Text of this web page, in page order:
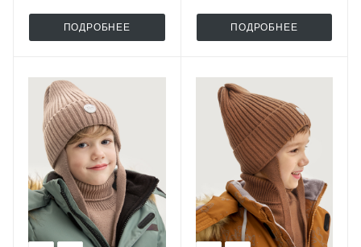
ПОДРОБНЕЕ ПОДРОБНЕЕ